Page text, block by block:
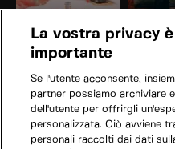
La vostra privacy
importante
Se l'utente acconsente,
partner possiamo archiviare
dell'utente per offrirgli
personalizzata. Ciò avviene
personali raccolti dai dati